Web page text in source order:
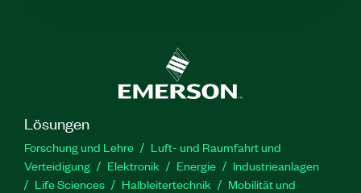
Lösungen
Forschung und Lehre
Luft- und Raumfahrt und
Verteidigung
Elektronik Energie
Industrieanlagen
Life Sciences
Halbleitertechnik
Mobilität und